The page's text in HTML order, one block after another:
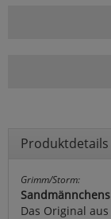
Produktdetails
Grimm/Storm:
Das Original